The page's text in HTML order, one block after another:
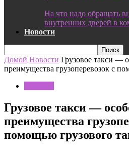
На что надо обращать
внутренних дверей в
Новости
Домой Новости Грузовое такси —
преимущества грузоперевозок с
Грузовое такси —
преимущества
помощью грузового